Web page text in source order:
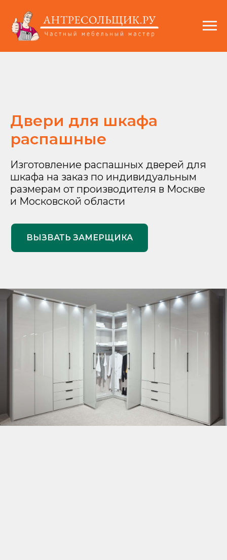
Двери для шкафа
распашные
Изготовление распашных дверей для
шкафа на заказ по индивидуальным
размерам от производителя в Москве
и Московской области
ВЫЗВАТЬ ЗАМЕРЩИКА